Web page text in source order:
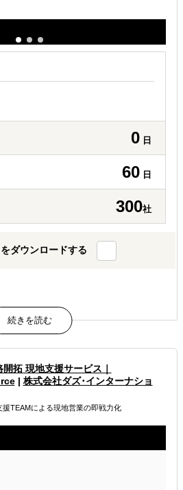
を低減したい
0 日
60 日
300社
ダウンロードする
か、調査設計から一緒に定義しま
要な分だけを、必要なときに。
現地スタッフと有識者の一次情報。
外進出戦略・事業計画立案
拓 現地支援サービス｜
| 株式会社ダズ･インターナショ
援TEAMによる現地営業の即戦力化